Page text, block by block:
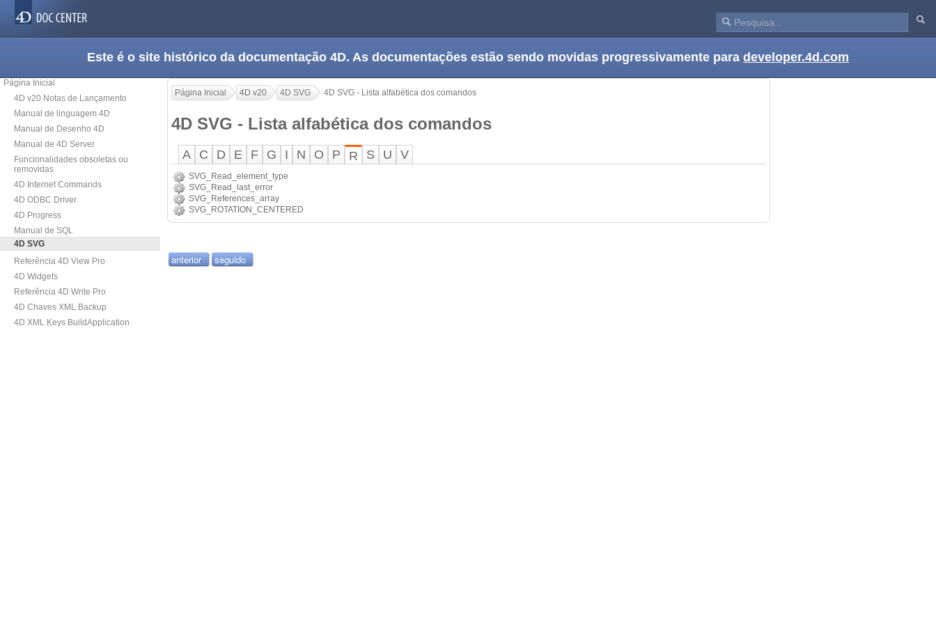
Este é o site histórico da documentação 4D. As documentações estão sendo movidas progressivamente para developer.4d.com
Página Inicial
4D v20 Notas de Lançamento
Manual de linguagem 4D
Manual de Desenho 4D
Manual de 4D Server
Funcionalidades obsoletas ou
removidas
4D Internet Commands
4D ODBC Driver
4D Progress
Manual de SQL
4D SVG
Referência 4D View Pro
4D Widgets
Referência 4D Write Pro
4D Chaves XML Backup
4D XML Keys BuildApplication
Página Inicial 4D v20 4D SVG 4D SVG - Lista alfabética dos comandos
4D SVG - Lista alfabética dos comandos
A C D E F G I N O P R S U V
SVG_Read_element_type
SVG_Read_last_error
SVG_References_array
SVG_ROTATION_CENTERED
anterior seguido